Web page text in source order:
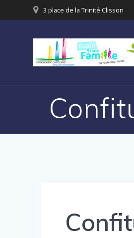
3 place de la Trinité Clisson